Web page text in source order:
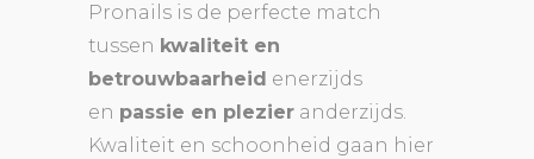
Pronails is de perfecte match
tussen kwaliteit en
betrouwbaarheid enerzijds
en passie en plezier anderzijds.
Kwaliteit en schoonheid gaan hier